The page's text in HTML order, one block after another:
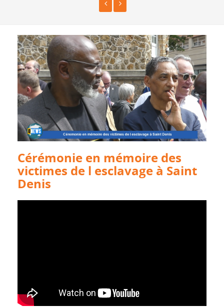
Cérémonie en mémoire des
victimes de l esclavage à Saint
Denis